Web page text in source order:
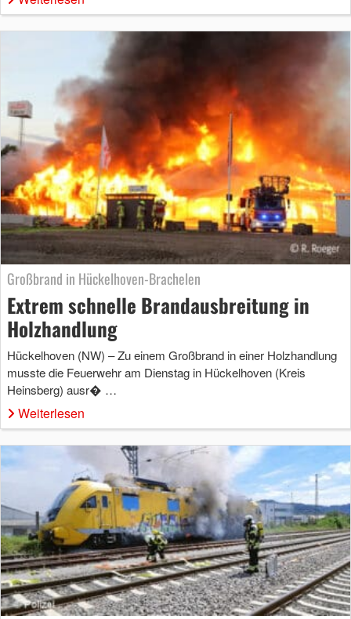
Großbrand in Hückelhoven-Brachelen
Extrem schnelle Brandausbreitung in
Holzhandlung
Hückelhoven (NW) – Zu einem Großbrand in einer Holzhandlung
musste die Feuerwehr am Dienstag in Hückelhoven (Kreis
Heinsberg) ausr� …
Weiterlesen